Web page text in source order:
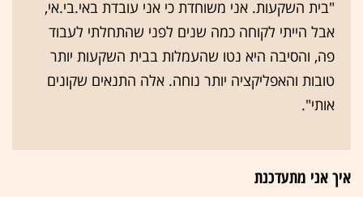
"בית השקעות. אני משוחדת כי אני עובדת באי.בי.אי,
אבל הייתי לקוחה כמה שנים לפני שהתחלתי לעבוד
פה, והסיבה היא נטו שהעמלות בבית השקעות יותר
טובות והאפליקציה יותר נוחה. אלה התנאים שקונים
אותי".
איך אני מתעדכנת